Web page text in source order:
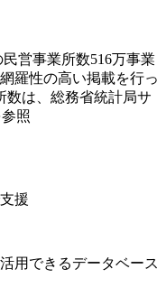
営事業所数516万事業
羅性の高い掲載を行っ
数は、総務省統計局サ
照
援
用できるデータベース